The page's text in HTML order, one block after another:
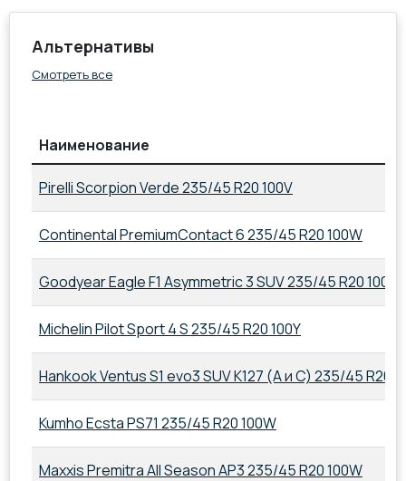
Альтернативы
Смотреть все
Наименование
Pirelli Scorpion Verde 235/45 R20 100V
Continental PremiumContact 6 235/45 R20 100W
Goodyear Eagle F1 Asymmetric 3 SUV 235/45 R20 100V
Michelin Pilot Sport 4 S 235/45 R20 100Y
Hankook Ventus S1 evo3 SUV K127 (A и C) 235/45 R20
Kumho Ecsta PS71 235/45 R20 100W
Maxxis Premitra All Season AP3 235/45 R20 100W